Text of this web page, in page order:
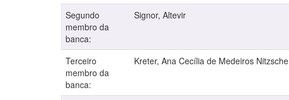
Segundo
membro da
banca:
Signor, Altevir
Terceiro
membro da
banca:
Kreter, Ana Cecília de Medeiros Nitzsche